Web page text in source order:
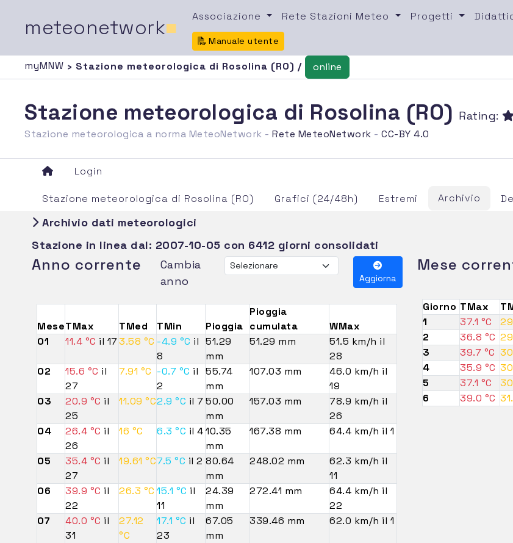
meteonetwork■ Associazione Rete Stazioni Meteo Progetti
Manuale utente
myMNW › Stazione meteorologica di Rosolina (RO) / online
Stazione meteorologica di Rosolina (RO) Rating:
Stazione meteorologica a norma MeteoNetwork -Rete MeteoNetwork -CC-BY 4.0
Login
Stazione meteorologica di Rosolina (RO) Grafici (24/48h) Estremi Archivio
Archivio dati meteorologici
Stazione in linea dal: 2007-10-05 con 6412 giorni consolidati
Anno corrente
Cambia
anno
Aggiorna
Mese
MeseTMax TMed TMin Pioggia
Pioggia
cumulata
WMax
01
11.4 °C il 17 3.58 °C -4.9 °C il
8
51.29
mm
51.29 mm
51.5 km/h il
28
02
15.6 °C il
27
7.91 °C -0.7 °C il
2
55.74
mm
107.03 mm
46.0 km/h il
19
03
20.9 °C il
25
11.09 °C2.9 °C il 7 50.00
mm
157.03 mm
78.9 km/h il
26
04
26.4 °C il
26
16 °C 6.3 °C il 4 10.35
mm
167.38 mm 64.4 km/h il 1
05 35.4 °C il
27
19.61 °C7.5 °C il 2 80.64
mm
248.02 mm
62.3 km/h il
11
06
39.9 °C il
22
26.3 °C 15.1 °C il
11
24.39
mm
272.41 mm
64.4 km/h il
22
07
40.0 °C il
31
27.12
°C
17.1 °C il
23
67.05
mm
339.46 mm 62.0 km/h il 1
Giorno TMax
1
37.1 °C
2
36.8 °C
3
39.7 °C
4
35.9 °C
5
37.1 °C
6
39.0 °C